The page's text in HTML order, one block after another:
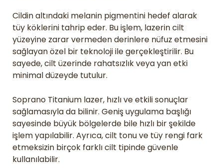
Cildin altındaki melanin pigmentini hedef alarak
tüy köklerini tahrip eder. Bu işlem, lazerin cilt
yüzeyine zarar vermeden derinlere nüfuz etmesini
sağlayan özel bir teknoloji ile gerçekleştirilir. Bu
sayede, cilt üzerinde rahatsızlık veya yan etki
minimal düzeyde tutulur.
Soprano Titanium lazer, hızlı ve etkili sonuçlar
sağlamasıyla da bilinir. Geniş uygulama başlığı
sayesinde büyük bölgelerde bile hızlı bir şekilde
işlem yapılabilir. Ayrıca, cilt tonu ve tüy rengi fark
etmeksizin birçok farklı cilt tipinde güvenle
kullanılabilir.